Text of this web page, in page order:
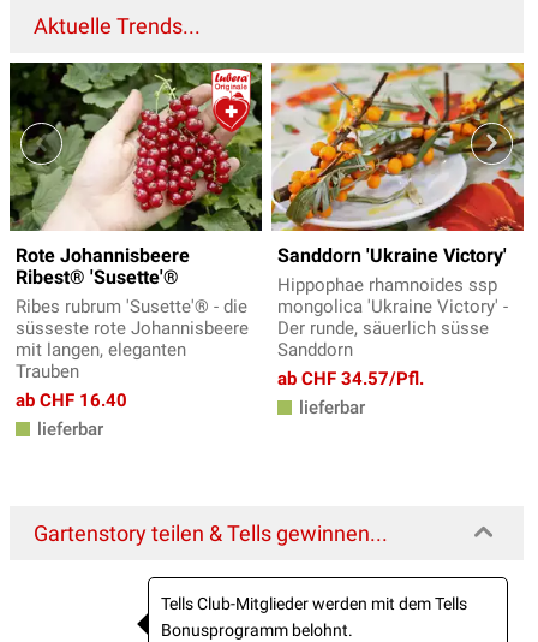
Aktuelle Trends...
Rote Johannisbeere
Ribest® 'Susette'®
Ribes rubrum 'Susette'® - die
süsseste rote Johannisbeere
mit langen, eleganten
Trauben
ab CHF 16.40
lieferbar
Sanddorn 'Ukraine Victory'
Hippophae rhamnoides ssp
mongolica 'Ukraine Victory' -
Der runde, säuerlich süsse
Sanddorn
ab CHF 34.57/Pfl.
lieferbar
Gartenstory teilen & Tells gewinnen...
Tells Club-Mitglieder werden mit dem Tells
Bonusprogramm belohnt.